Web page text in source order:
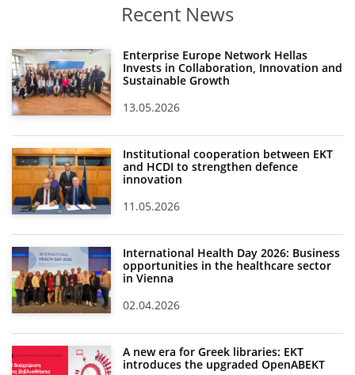
Recent News
Enterprise Europe Network Hellas
Invests in Collaboration, Innovation and
Sustainable Growth
13.05.2026
Institutional cooperation between EKT
and HCDI to strengthen defence
innovation
11.05.2026
International Health Day 2026: Business
opportunities in the healthcare sector
in Vienna
02.04.2026
A new era for Greek libraries: EKT
introduces the upgraded OpenABEKT